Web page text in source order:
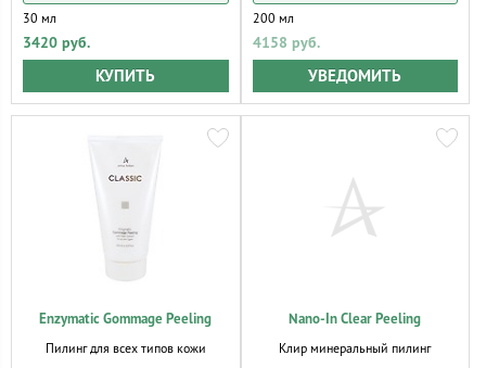
30 мл
3420 руб.
КУПИТЬ
200 мл
4158 руб.
УВЕДОМИТЬ
Enzymatic Gommage Peeling
Пилинг для всех типов кожи
Nano-In Clear Peeling
Клир минеральный пилинг